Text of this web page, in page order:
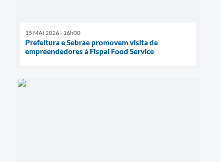
15 MAI 2026 - 16h00
Prefeitura e Sebrae promovem visita de
empreendedores à Fispal Food Service